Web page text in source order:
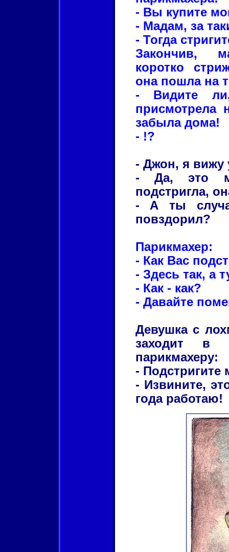
- Вы купите
- Мадам, за
- Тогда
Закончив,
коротко
она пошла на
- Видите
присмотрела
забыла дома!
- !?
- Джон, я вижу
- Да, это
подстригла,
- А ты
повздорил?
Парикмахер:
- Как Вас
- Здесь так, а
- Как - как?
- Давайте
Девушка с
заходит в
парикмахеру:
-
- Извините,
года работаю!